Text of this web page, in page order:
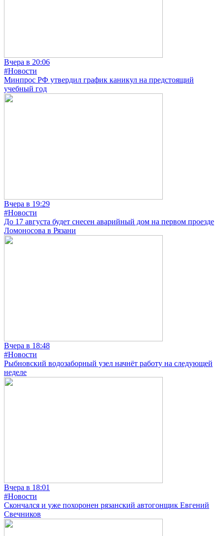
Вчера в 20:06
#Новости
Минпрос РФ утвердил график каникул на предстоящий
учебный год
Вчера в 19:29
#Новости
До 17 августа будет снесен аварийный дом на первом проезде
Ломоносова в Рязани
Вчера в 18:48
#Новости
Рыбновский водозаборный узел начнёт работу на следующей
неделе
Вчера в 18:01
#Новости
Скончался и уже похоронен рязанский автогонщик Евгений
Свечников